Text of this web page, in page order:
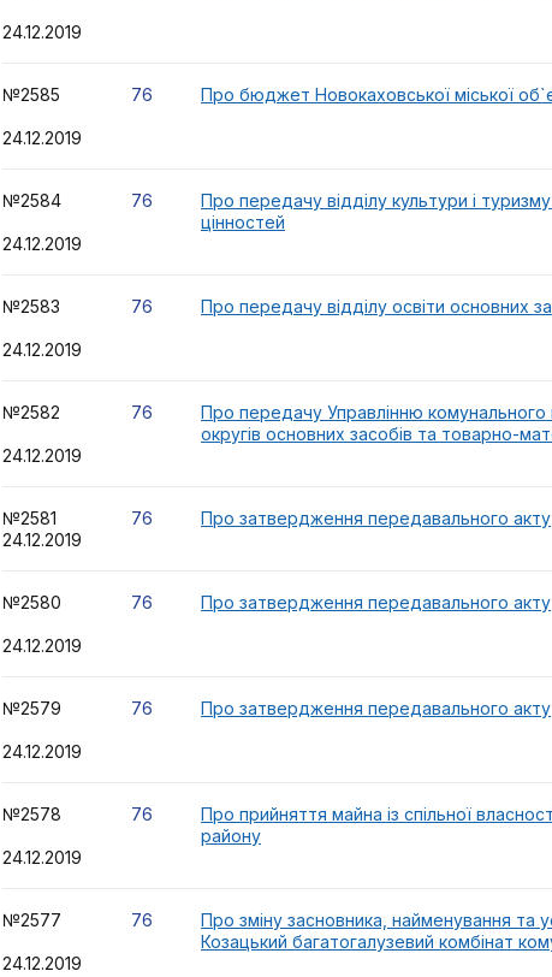
24.12.2019
№2585
24.12.2019
76 Про бюджет Новокаховської міської
№2584
24.12.2019
76
Про передачу відділу культури і
цінностей
№2583
24.12.2019
76 Про передачу відділу освіти основних
№2582
24.12.2019
76
Про передачу Управлінню комунального
округів основних засобів та товарно-
№2581
24.12.2019
76 Про затвердження передавального акту
№2580
24.12.2019
76 Про затвердження передавального акту
№2579
24.12.2019
76 Про затвердження передавального акту
№2578
24.12.2019
76
Про прийняття майна із спільної
району
№2577
24.12.2019
76
Про зміну засновника, найменування та
Козацький багатогалузевий комбінат